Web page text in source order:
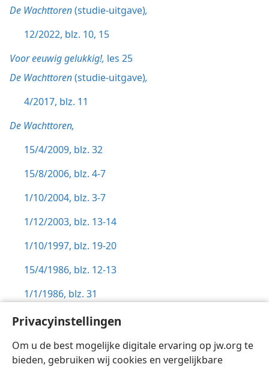
Privacyinstellingen
Om u de best mogelijke digitale ervaring op jw.org te
bieden, gebruiken wij cookies en vergelijkbare
De Wachttoren(studie-uitgave),
12/2022, blz. 10, 15
Voor eeuwig gelukkig!, les 25
De Wachttoren(studie-uitgave),
4/2017, blz. 11
De Wachttoren,
15/4/2009, blz. 32
15/8/2006, blz. 4-7
1/10/2004, blz. 3-7
1/12/2003, blz. 13-14
1/10/1997, blz. 19-20
15/4/1986, blz. 12-13
1/1/1986, blz. 31
Ontwaakt! 1989,
22/1/1989, blz. 3,12